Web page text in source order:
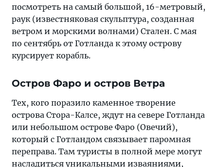
посмотреть на самый большой, 16-метровый,
раук (известняковая скульптура, созданная
ветром и морскими волнами) Стален. С мая
по сентябрь от Готланда к этому острову
курсирует корабль.
Остров Фаро и остров Ветра
Тех, кого поразило каменное творение
острова Стора-Калсе, ждут на севере Готланда
или небольшом острове Фаро (Овечий),
который с Готландом связывает паромная
переправа. Там туристы в полной мере могут
насладиться уникальными изваяниями,